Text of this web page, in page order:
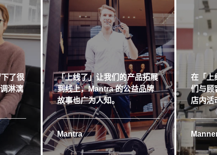
了很
淋漓
「上线了」让我们的产品拓展
到线上，Mantra 的公益品牌
故事也广为人知。
Mantra
在「上
们与顾
店内活